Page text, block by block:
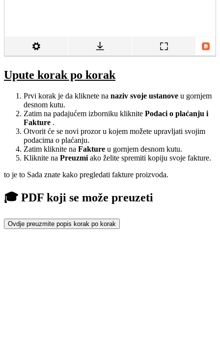
Upute korak po korak
Prvi korak je da kliknete na naziv svoje ustanove u gornjem
desnom kutu.
Zatim na padajućem izborniku kliknite Podaci o plaćanju i
Fakture .
Otvorit će se novi prozor u kojem možete upravljati svojim
podacima o plaćanju.
Zatim kliknite na Fakture u gornjem desnom kutu.
Kliknite na Preuzmi ako želite spremiti kopiju svoje fakture.
to je to Sada znate kako pregledati fakture proizvoda.
🎓 PDF koji se može preuzeti
Ovdje preuzmite popis korak po korak